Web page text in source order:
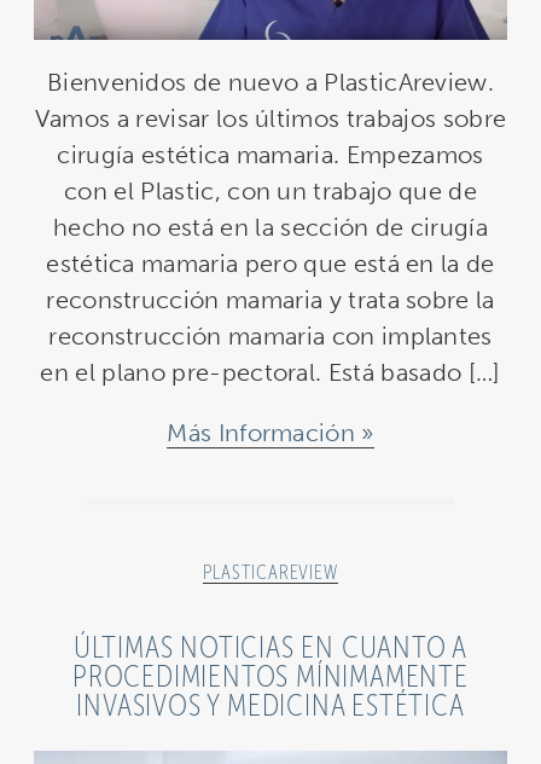
Bienvenidos de nuevo a PlasticAreview.
Vamos a revisar los últimos trabajos sobre
cirugía estética mamaria. Empezamos
con el Plastic, con un trabajo que de
hecho no está en la sección de cirugía
estética mamaria pero que está en la de
reconstrucción mamaria y trata sobre la
reconstrucción mamaria con implantes
en el plano pre-pectoral. Está basado […]
Más Información
PLASTICAREVIEW
ÚLTIMAS NOTICIAS EN CUANTO A
PROCEDIMIENTOS MÍNIMAMENTE
INVASIVOS Y MEDICINA ESTÉTICA